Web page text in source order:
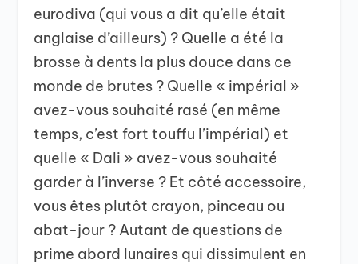
eurodiva (qui vous a dit qu’elle était
anglaise d’ailleurs) ? Quelle a été la
brosse à dents la plus douce dans ce
monde de brutes ? Quelle « impérial »
avez-vous souhaité rasé (en même
temps, c’est fort touffu l’impérial) et
quelle « Dali » avez-vous souhaité
garder à l’inverse ? Et côté accessoire,
vous êtes plutôt crayon, pinceau ou
abat-jour ? Autant de questions de
prime abord lunaires qui dissimulent en